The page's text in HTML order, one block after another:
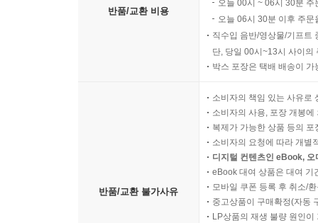
반품/교환 비용
오늘 00시 ~ 06시 30분
오늘 06시 30분 이후 주
직수입 음반/영상물/기프트
단, 당일 00시~13시 사이의
박스 포장은 택배 배송이
반품/교환 불가사유
소비자의 책임 있는 사유로
소비자의 사용, 포장 개봉
복제가 가능한 상품 등의
소비자의 요청에 따라 개별
디지털 컨텐츠인 eBook,
eBook 대여 상품은 대여 기
모바일 쿠폰 등록 후 취소/
중고상품이 구매확정(자동
LP상품의 재생 불량 원인